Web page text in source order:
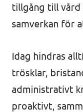
Bli medlem
tillgång till vård
samverkan för
Idag hindras
trösklar,
administrativt
proaktivt,